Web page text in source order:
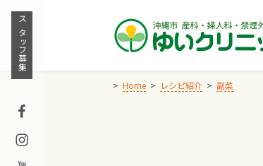
Skip
content
スタッフ募集
Facebook
Home レシピ紹介 副菜